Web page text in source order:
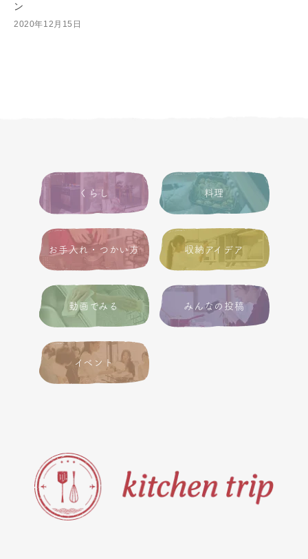
ン
2020年12月15日
くらし 料理
お手入れ・つかい方 収納アイデア
動画でみる みんなの投稿
イベント